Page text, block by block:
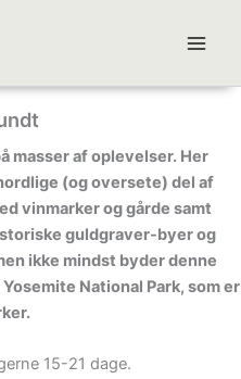
masser af oplevelser. Her
(og oversete) del af
vinmarker og gårde samt
guldgraver-byer og
ikke mindst byder denne
National Park, som er
15-21 dage.